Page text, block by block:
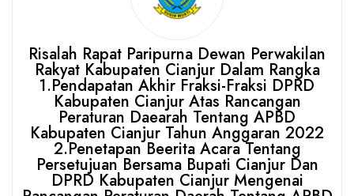
Risalah Rapat Paripurna Dewan Perwakilan
Rakyat Kabupaten Cianjur Dalam Rangka
1.Pendapatan Akhir Fraksi-Fraksi DPRD
Kabupaten Cianjur Atas Rancangan
Peraturan Daearah Tentang APBD
Kabupaten Cianjur Tahun Anggaran 2022
2.Penetapan Beerita Acara Tentang
Persetujuan Bersama Bupati Cianjur Dan
DPRD Kabupaten Cianjur Mengenai